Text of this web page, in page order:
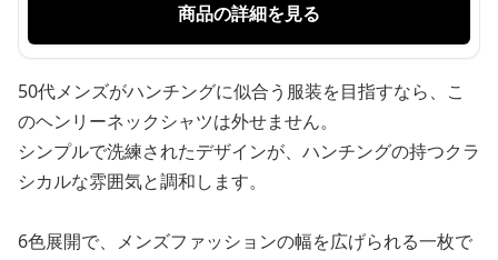
商品の詳細を見る
50代メンズがハンチングに似合う服装を目指すなら、こ
のヘンリーネックシャツは外せません。
シンプルで洗練されたデザインが、ハンチングの持つクラ
シカルな雰囲気と調和します。
6色展開で、メンズファッションの幅を広げられる一枚で